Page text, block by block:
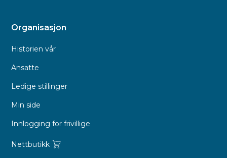
Organisasjon
Historien vår
Ansatte
Ledige stillinger
Min side
Innlogging for frivillige
Nettbutikk